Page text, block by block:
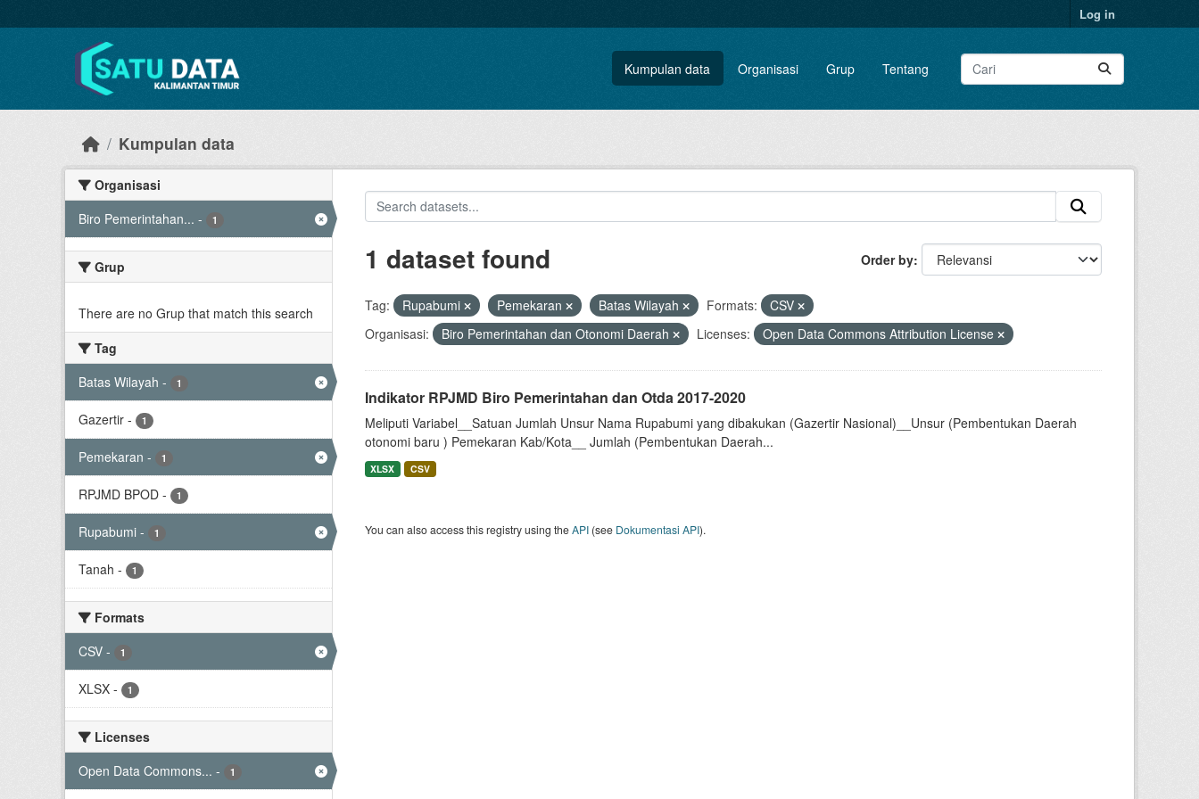
Log in
Kumpulan data Organisasi Grup Tentang
Kumpulan data
Organisasi
Biro Pemerintahan... - 1
Grup
There are no Grup that match this search
Tag
Batas Wilayah - 1
Gazertir - 1
Pemekaran - 1
RPJMD BPOD - 1
Rupabumi - 1
Tanah - 1
Formats
CSV - 1
XLSX - 1
Licenses
Open Data Commons... - 1
Order by
1 dataset found
Tag: Rupabumi Pemekaran Batas Wilayah Formats:
CSV
Organisasi:
Biro Pemerintahan dan Otonomi Daerah Licenses: Open Data Commons Attribution License
Indikator RPJMD Biro Pemerintahan dan Otda 2017-2020
Meliputi Variabel__Satuan Jumlah Unsur Nama Rupabumi yang dibakukan (Gazertir Nasional)__Unsur (Pembentukan Daerah
otonomi baru ) Pemekaran Kab/Kota__ Jumlah (Pembentukan Daerah...
XLSX CSV
You can also access this registry using theAPI(see Dokumentasi API).